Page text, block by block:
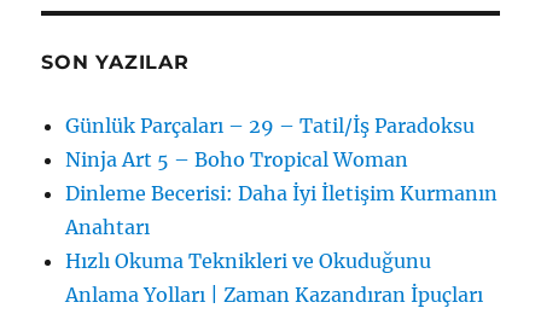
SON YAZILAR
Günlük Parçaları – 29 – Tatil/İş Paradoksu
Ninja Art 5 – Boho Tropical Woman
Dinleme Becerisi: Daha İyi İletişim Kurmanın
Anahtarı
Hızlı Okuma Teknikleri ve Okuduğunu
Anlama Yolları | Zaman Kazandıran İpuçları